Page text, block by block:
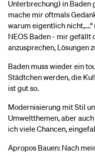
Unterbrechung) in Baden
mache mir oftmals
warum eigentlich
NEOS Baden - mir gefällt
anzusprechen, Lösungen
Baden muss wieder ein
Städtchen werden, die
ist gut so.
Modernisierung mit Stil
Umweltthemen, aber
ich viele Chancen,
Apropos Bauen: Nach